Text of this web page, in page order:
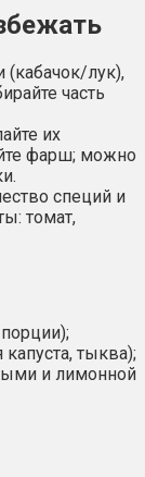
лук),
часть
их
фарш; можно
специй и
томат,
тыква);
и лимонной